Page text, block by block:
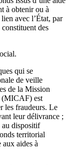
à obtenir ou à
avec l’État, par
des
qui se
de veille
de la Mission
(MICAF) est
les fraudeurs. Le
leur délivrance ;
au dispositif
territorial
aides à